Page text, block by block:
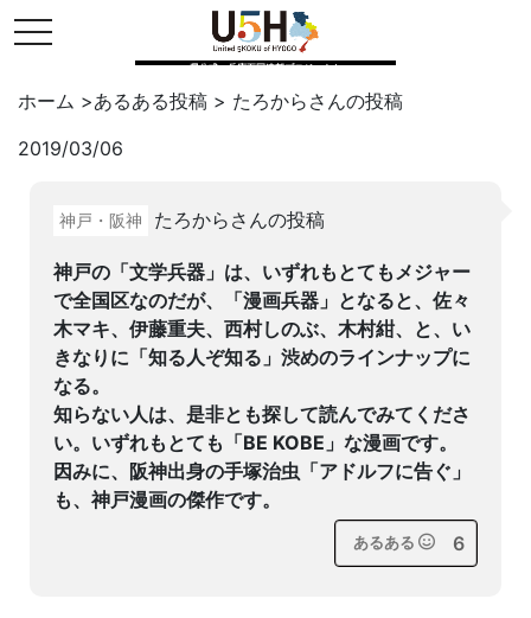
toggle navigation
県公式・兵庫五国連邦プロジェクト
ホーム >あるある投稿 > たろから さんの投稿
2019/03/06
神戸・阪神 たろからさんの投稿
神戸の「文学兵器」は、いずれもとてもメジャー
で全国区なのだが、「漫画兵器」となると、佐々
木マキ、伊藤重夫、西村しのぶ、木村紺、と、い
きなりに「知る人ぞ知る」渋めのラインナップに
なる。
知らない人は、是非とも探して読んでみてくださ
い。いずれもとても「BE KOBE」な漫画です。
因みに、阪神出身の手塚治虫「アドルフに告ぐ」
も、神戸漫画の傑作です。
あるある 6